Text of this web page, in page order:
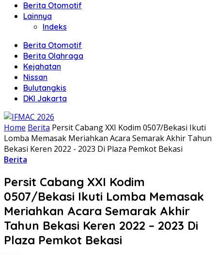
Berita Otomotif
Lainnya
Indeks
Berita Otomotif
Berita Olahraga
Kejahatan
Nissan
Bulutangkis
DKI Jakarta
Home Berita Persit Cabang XXI Kodim 0507/Bekasi Ikuti
Lomba Memasak Meriahkan Acara Semarak Akhir Tahun
Bekasi Keren 2022 - 2023 Di Plaza Pemkot Bekasi
Berita
Persit Cabang XXI Kodim
0507/Bekasi Ikuti Lomba Memasak
Meriahkan Acara Semarak Akhir
Tahun Bekasi Keren 2022 – 2023 Di
Plaza Pemkot Bekasi